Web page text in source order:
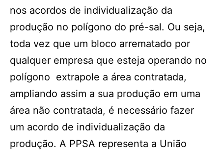
nos acordos de individualização da
produção no polígono do pré-sal. Ou seja,
toda vez que um bloco arrematado por
qualquer empresa que esteja operando no
polígono extrapole a área contratada,
ampliando assim a sua produção em uma
área não contratada, é necessário fazer
um acordo de individualização da
produção. A PPSA representa a União